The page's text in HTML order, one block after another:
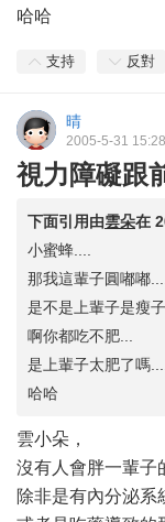
哈哈
支持 反對
晴
2005-5-31
視力障礙跟
下面引用由雲朵在
小蜜蜂....
那我這輩子圓嘟嘟
是不是上輩子是瘦
啊你都吃不肥...
是上輩子太肥了嗎....
哈哈
雲小朵，
沒有人會胖一輩子
除非是有內分泌系